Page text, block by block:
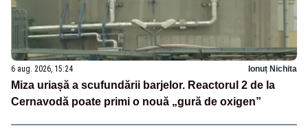
6 aug. 2026, 15:24 Ionuț Nichita
Miza uriașă a scufundării barjelor. Reactorul 2 de la
Cernavodă poate primi o nouă „gură de oxigen”